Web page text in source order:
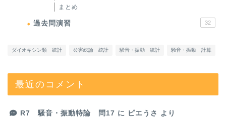
まとめ
過去問演習 32
ダイオキシン類 統計 公害総論 統計 騒音・振動 統計 騒音・振動 計算
最近のコメント
R7 騒音・振動特論 問17 に ピエうさ より